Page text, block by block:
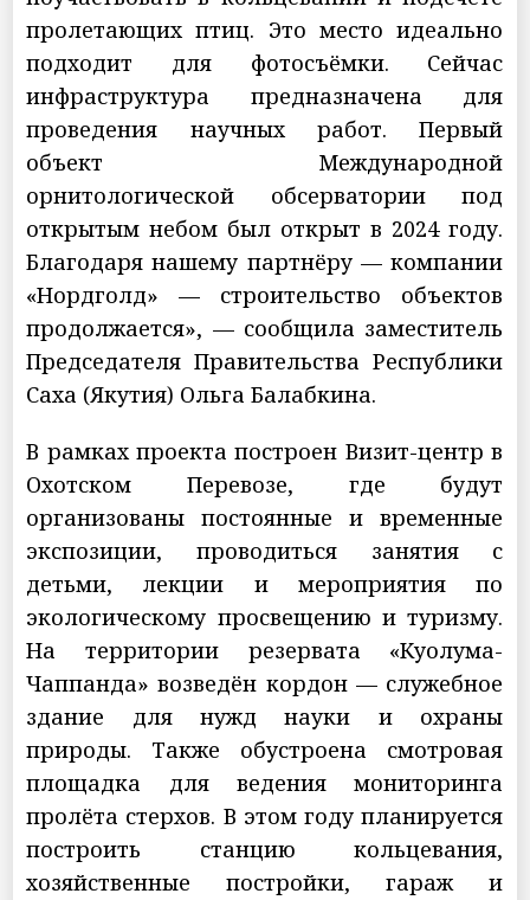
пролетающих птиц. Это место идеально
подходит для фотосъёмки. Сейчас
инфраструктура предназначена для
проведения научных работ. Первый
объект Международной
орнитологической обсерватории под
открытым небом был открыт в 2024 году.
Благодаря нашему партнёру — компании
«Нордголд» — строительство объектов
продолжается», — сообщила заместитель
Председателя Правительства Республики
Саха (Якутия) Ольга Балабкина.
В рамках проекта построен Визит-центр в
Охотском Перевозе, где будут
организованы постоянные и временные
экспозиции, проводиться занятия с
детьми, лекции и мероприятия по
экологическому просвещению и туризму.
На территории резервата «Куолума-
Чаппанда» возведён кордон — служебное
здание для нужд науки и охраны
природы. Также обустроена смотровая
площадка для ведения мониторинга
пролёта стерхов. В этом году планируется
построить станцию кольцевания,
хозяйственные постройки, гараж и